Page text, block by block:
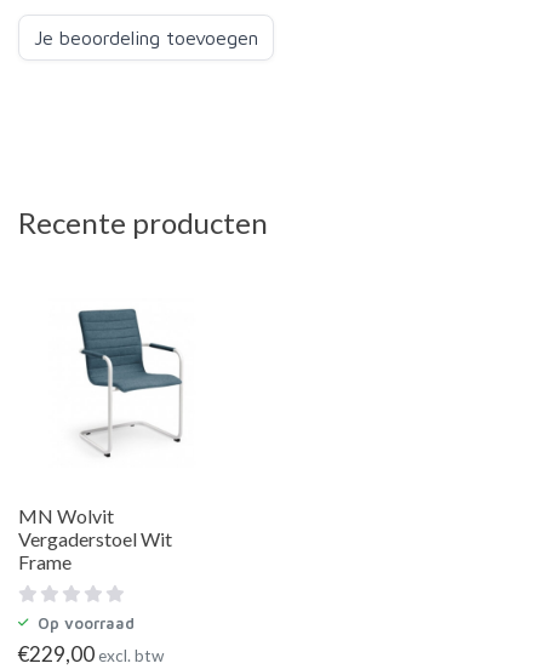
Je beoordeling toevoegen
Recente producten
MN Wolvit
Vergaderstoel Wit
Frame
Op voorraad
€229,00excl. btw